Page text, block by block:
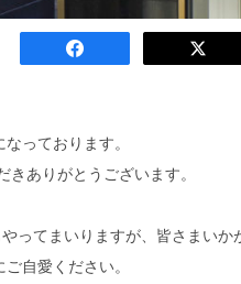
っております。
ありがとうございます。
ってまいりますが、皆さまい
自愛ください。